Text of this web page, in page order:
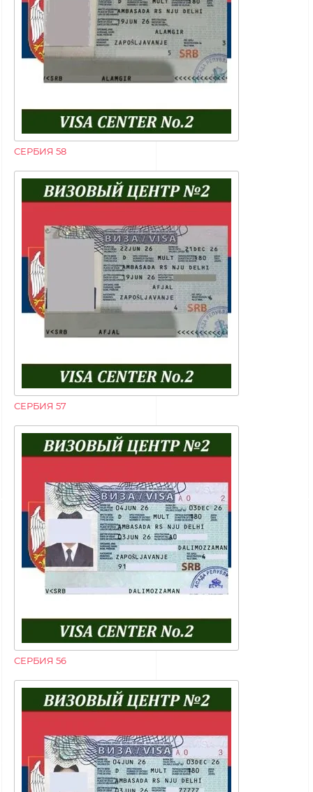
СЕРБИЯ 58
СЕРБИЯ 57
СЕРБИЯ 56